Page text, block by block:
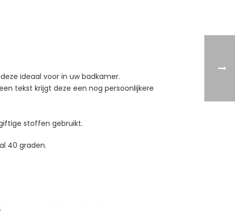
ideaal voor in uw badkamer.
tekst krijgt deze een nog persoonlijkere
stoffen gebruikt.
40 graden.